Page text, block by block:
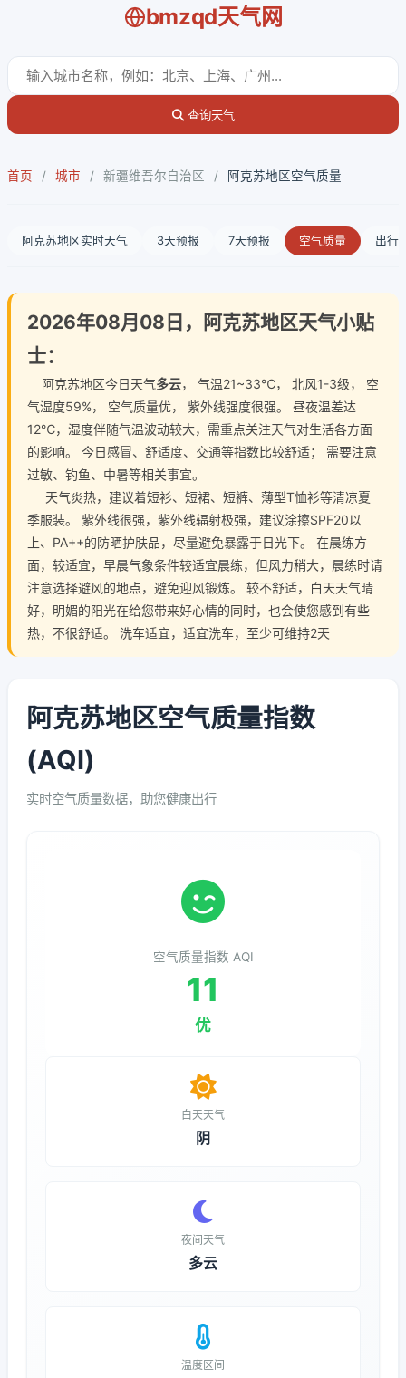
bmzqd天气网
查询天气
首页 / 城市 / 新疆维吾尔自治区 / 阿克苏地区空气质量
阿克苏地区实时天气 3天预报 7天预报 空气质量 出行
2026年08月08日，阿克苏地区天气小贴
士：
阿克苏地区今日天气多云， 气温21~33℃， 北风1-3级， 空
气湿度59%， 空气质量优， 紫外线强度很强。 昼夜温差达
12℃，湿度伴随气温波动较大，需重点关注天气对生活各方面
的影响。 今日感冒、舒适度、交通等指数比较舒适； 需要注意
过敏、钓鱼、中暑等相关事宜。
天气炎热，建议着短衫、短裙、短裤、薄型T恤衫等清凉夏
季服装。 紫外线很强，紫外线辐射极强，建议涂擦SPF20以
上、PA++的防晒护肤品，尽量避免暴露于日光下。 在晨练方
面，较适宜，早晨气象条件较适宜晨练，但风力稍大，晨练时请
注意选择避风的地点，避免迎风锻炼。 较不舒适，白天天气晴
好，明媚的阳光在给您带来好心情的同时，也会使您感到有些
热，不很舒适。 洗车适宜，适宜洗车，至少可维持2天
阿克苏地区空气质量指数
(AQI)
实时空气质量数据，助您健康出行
空气质量指数 AQI
11
优
白天天气
阴
夜间天气
多云
温度区间